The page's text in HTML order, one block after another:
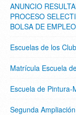
ANUNCIO
PROCESO
BOLSA DE
Escuelas de los
Matrícula Escuela
Escuela de
Segunda